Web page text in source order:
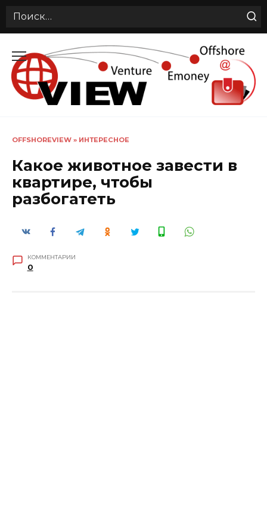
Search
содержанию
OFFSHOREVIEW » ИНТЕРЕСНОЕ
Какое животное завести в
квартире, чтобы
разбогатеть
КОММЕНТАРИИ
0